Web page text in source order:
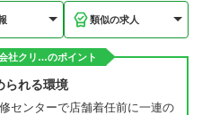
類似の求人
社クリ…のポイント
られる環境
センターで店舗着任前に一連の